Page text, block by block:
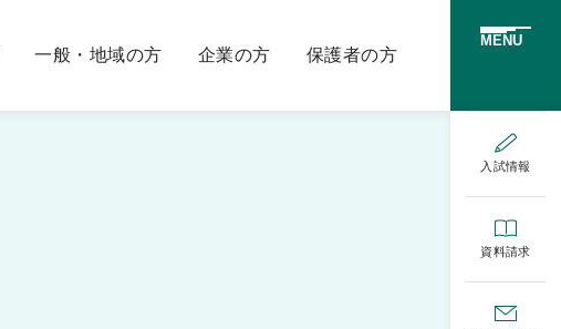
一般・地域の方 企業の方 保護者の方
MENU
入試情報
資料請求